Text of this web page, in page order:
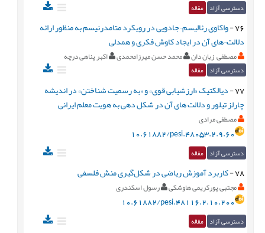
دسترسی آزاد مقاله
76
-واکاوی رئالیسم¬جادویی در رویکرد متامدرنیسم به منظور ارائه
دلالت¬های آن در ایجاد کاوش فکری و همدلی
مصطفی زبان دان محمد حسن میرزامحمدی اکبر پناهی درچه
دسترسی آزاد مقاله
77
-دیالکتیک «ارزشیابی قوی» و «به رسمیت شناختن» در اندیشه
چارلز تیلور و دلالت های آن در شکل دهی به هویت معلم ایرانی
مصطفی مرادی
10.61882/pesi.48053.2.9.60
دسترسی آزاد مقاله
78
-کاربرد آموزش ریاضی در شکل‌گیری منش فلسفی
مجتبی پورکریمی هاوشکی رسول اسکندری
10.61882/pesi.48116.2.10.200
دسترسی آزاد مقاله